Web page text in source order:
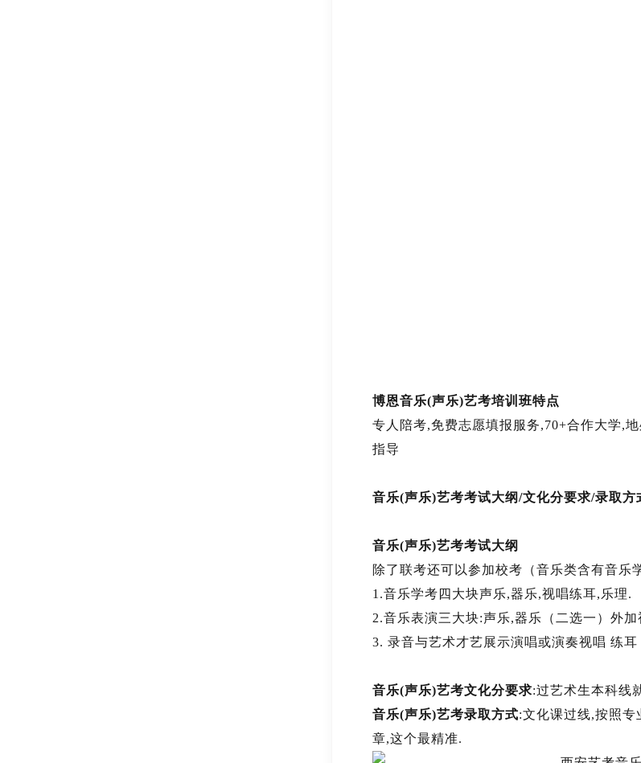
博恩音乐(声乐)艺考培训班特点
专人陪考,免费志愿填报服务,70+合作大学,
指导
音乐(声乐)艺考考试大纲/文化分要求/录取方
音乐(声乐)艺考考试大纲
除了联考还可以参加校考（音乐类含有音
1.音乐学考四大块声乐,器乐,视唱练耳,乐理.
2.音乐表演三大块:声乐,器乐（二选一）外加
3. 录音与艺术才艺展示演唱或演奏视唱 练耳
音乐(声乐)艺考文化分要求:过艺术生本科线
音乐(声乐)艺考录取方式:文化课过线,按照
章,这个最精准.